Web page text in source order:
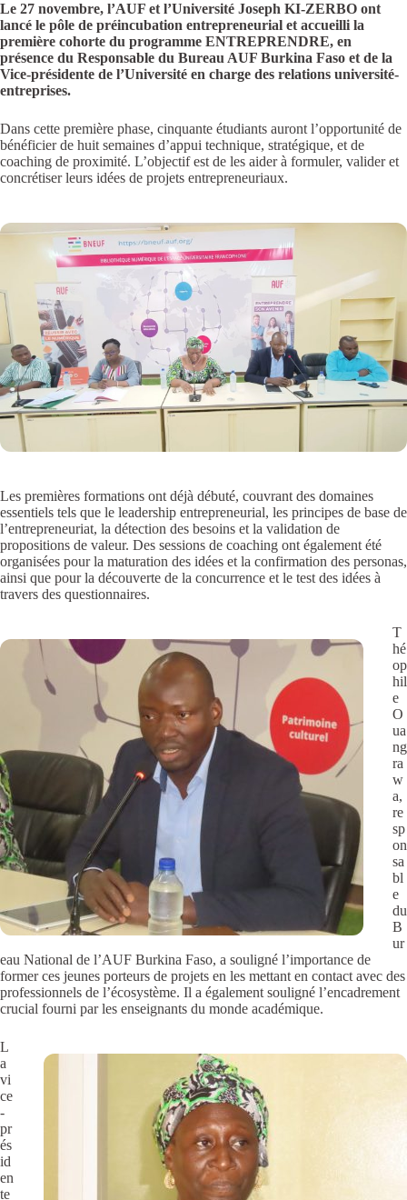
Le 27 novembre, l’AUF et l’Université Joseph KI-ZERBO ont
lancé le pôle de préincubation entrepreneurial et accueilli la
première cohorte du programme ENTREPRENDRE, en
présence du Responsable du Bureau AUF Burkina Faso et de la
Vice-présidente de l’Université en charge des relations université-
entreprises.
Dans cette première phase, cinquante étudiants auront l’opportunité de
bénéficier de huit semaines d’appui technique, stratégique, et de
coaching de proximité. L’objectif est de les aider à formuler, valider et
concrétiser leurs idées de projets entrepreneuriaux.
Les premières formations ont déjà débuté, couvrant des domaines
essentiels tels que le leadership entrepreneurial, les principes de base de
l’entrepreneuriat, la détection des besoins et la validation de
propositions de valeur. Des sessions de coaching ont également été
organisées pour la maturation des idées et la confirmation des personas,
ainsi que pour la découverte de la concurrence et le test des idées à
travers des questionnaires.
T
hé
op
hil
e
O
ua
ng
ra
w
a,
re
sp
on
sa
bl
e
du
B
ur
eau National de l’AUF Burkina Faso, a souligné l’importance de
former ces jeunes porteurs de projets en les mettant en contact avec des
professionnels de l’écosystème. Il a également souligné l’encadrement
crucial fourni par les enseignants du monde académique.
L
a
vi
ce
-
pr
és
id
en
te